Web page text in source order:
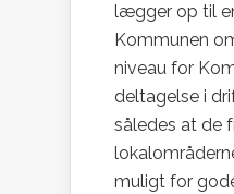
lægger op til
Kommunen
niveau for
deltagelse i
således at de
muligt for